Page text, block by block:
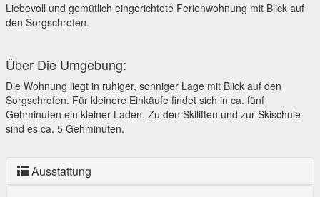
Liebevoll und gemütlich eingerichtete Ferienwohnung mit Blick auf
den Sorgschrofen.
Über Die Umgebung:
Die Wohnung liegt in ruhiger, sonniger Lage mit Blick auf den
Sorgschrofen. Für kleinere Einkäufe findet sich in ca. fünf
Gehminuten ein kleiner Laden. Zu den Skiliften und zur Skischule
sind es ca. 5 Gehminuten.
Ausstattung